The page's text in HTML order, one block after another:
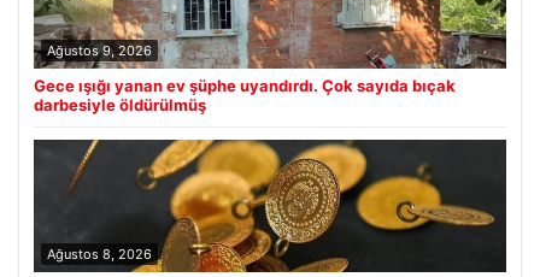
Ağustos 9, 2026
Gece ışığı yanan ev şüphe uyandırdı. Çok sayıda bıçak
darbesiyle öldürülmüş
Ağustos 8, 2026